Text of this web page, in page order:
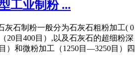
工业制粉 ...
灰石制粉一般分为石灰石粗粉加工( 0
20目400目）,以及石灰石的超细粉深
）和微粉加工（1250目—3250目）四